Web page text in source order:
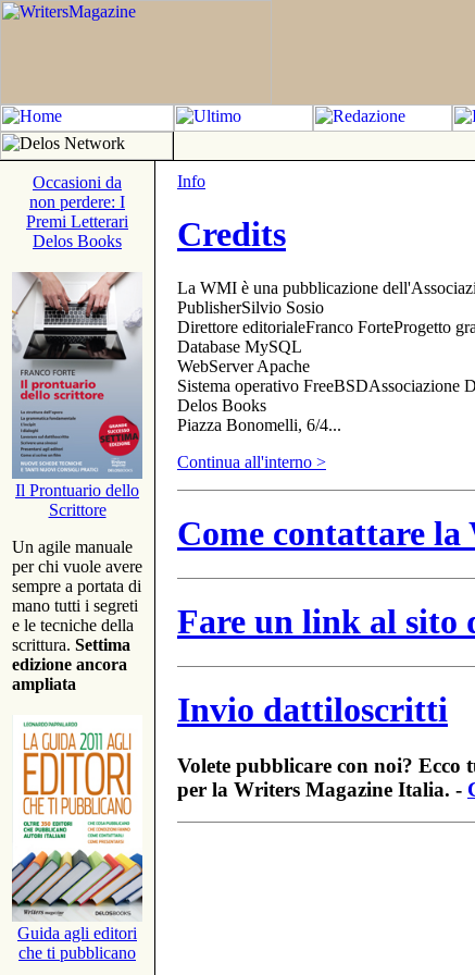
Occasioni da
non perdere: I
Premi Letterari
Delos Books
Il Prontuario dello
Scrittore
Un agile manuale
per chi vuole avere
sempre a portata di
mano tutti i segreti
e le tecniche della
scrittura. Settima
edizione ancora
ampliata
Guida agli editori
che ti pubblicano
Info
Credits
La WMI è una pubblicazione
PublisherSilvio Sosio
Direttore editorialeFranco ForteProgetto
Database MySQL
WebServer Apache
Sistema operativo FreeBSDAssociazione
Delos Books
Piazza Bonomelli, 6/4...
Continua all'interno >
Come contattare
Fare un link al sito
Invio dattiloscritti
Volete pubblicare con noi? Ecco
per la Writers Magazine Italia. -